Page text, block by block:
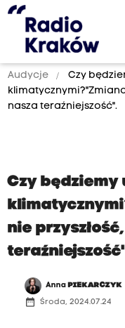
Audycje
Czy
nasza teraźniejszość".
Czy będziemy
nie
Anna PIEKARCZYK
date_range Środa, 2024.07.24